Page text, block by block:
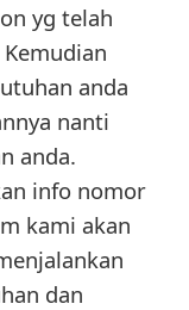
yg telah
anda
nanti
anda.
info nomor
kami akan
dan